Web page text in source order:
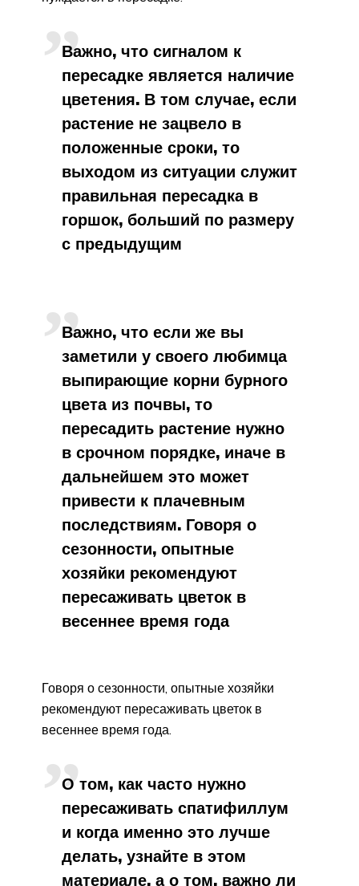
Важно, что сигналом к
пересадке является наличие
цветения. В том случае, если
растение не зацвело в
положенные сроки, то
выходом из ситуации служит
правильная пересадка в
горшок, больший по размеру
с предыдущим
Важно, что если же вы
заметили у своего любимца
выпирающие корни бурного
цвета из почвы, то
пересадить растение нужно
в срочном порядке, иначе в
дальнейшем это может
привести к плачевным
последствиям. Говоря о
сезонности, опытные
хозяйки рекомендуют
пересаживать цветок в
весеннее время года
Говоря о сезонности, опытные хозяйки
рекомендуют пересаживать цветок в
весеннее время года.
О том, как часто нужно
пересаживать спатифиллум
и когда именно это лучше
делать, узнайте в этом
материале, а о том, важно ли